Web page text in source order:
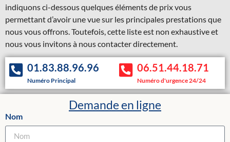
indiquons ci-dessous quelques éléments de prix vous
permettant d’avoir une vue sur les principales prestations que
nous vous offrons. Toutefois, cette liste est non exhaustive et
nous vous invitons à nous contacter directement.
01.83.88.96.96
Numéro Principal
06.51.44.18.71
Numéro d'urgence 24/24
Demande en ligne
Nom